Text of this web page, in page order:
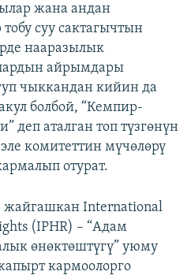
жана андан
суу сактагычтын
нааразылык
айрымдары
чыккандан кийин да
болбой, “Кемпир-
деп аталган топ түзгөнүн
комитеттин мүчөлөрү
отурат.
жайгашкан International
(IPHR) – “Адам
өнөктөштүгү” уюму
кармоолорго